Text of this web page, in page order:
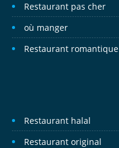
Restaurant pas cher
où manger
Restaurant romantique
Restaurant halal
Restaurant original